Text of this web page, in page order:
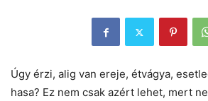
Úgy érzi, alig van ereje, étvágya,
hasa? Ez nem csak azért lehet, mert